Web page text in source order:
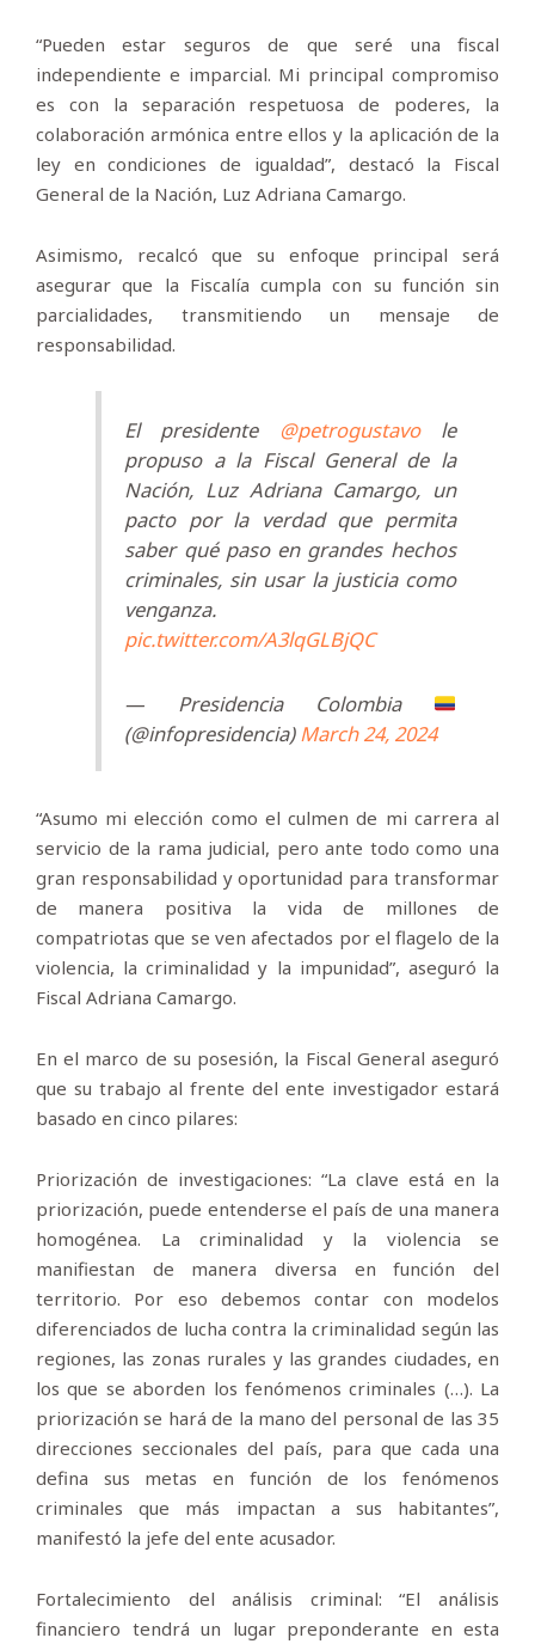
“Pueden estar seguros de que seré una fiscal
independiente e imparcial. Mi principal compromiso
es con la separación respetuosa de poderes, la
colaboración armónica entre ellos y la aplicación de la
ley en condiciones de igualdad”, destacó la Fiscal
General de la Nación, Luz Adriana Camargo.
Asimismo, recalcó que su enfoque principal será
asegurar que la Fiscalía cumpla con su función sin
parcialidades, transmitiendo un mensaje de
responsabilidad.
El presidente @petrogustavole
propuso a la Fiscal General de la
Nación, Luz Adriana Camargo, un
pacto por la verdad que permita
saber qué paso en grandes hechos
criminales, sin usar la justicia como
venganza.
pic.twitter.com/A3lqGLBjQC
— Presidencia Colombia
(@infopresidencia)March 24, 2024
“Asumo mi elección como el culmen de mi carrera al
servicio de la rama judicial, pero ante todo como una
gran responsabilidad y oportunidad para transformar
de manera positiva la vida de millones de
compatriotas que se ven afectados por el flagelo de la
violencia, la criminalidad y la impunidad”, aseguró la
Fiscal Adriana Camargo.
En el marco de su posesión, la Fiscal General aseguró
que su trabajo al frente del ente investigador estará
basado en cinco pilares:
Priorización de investigaciones: “La clave está en la
priorización, puede entenderse el país de una manera
homogénea. La criminalidad y la violencia se
manifiestan de manera diversa en función del
territorio. Por eso debemos contar con modelos
diferenciados de lucha contra la criminalidad según las
regiones, las zonas rurales y las grandes ciudades, en
los que se aborden los fenómenos criminales (…). La
priorización se hará de la mano del personal de las 35
direcciones seccionales del país, para que cada una
defina sus metas en función de los fenómenos
criminales que más impactan a sus habitantes”,
manifestó la jefe del ente acusador.
Fortalecimiento del análisis criminal: “El análisis
financiero tendrá un lugar preponderante en esta